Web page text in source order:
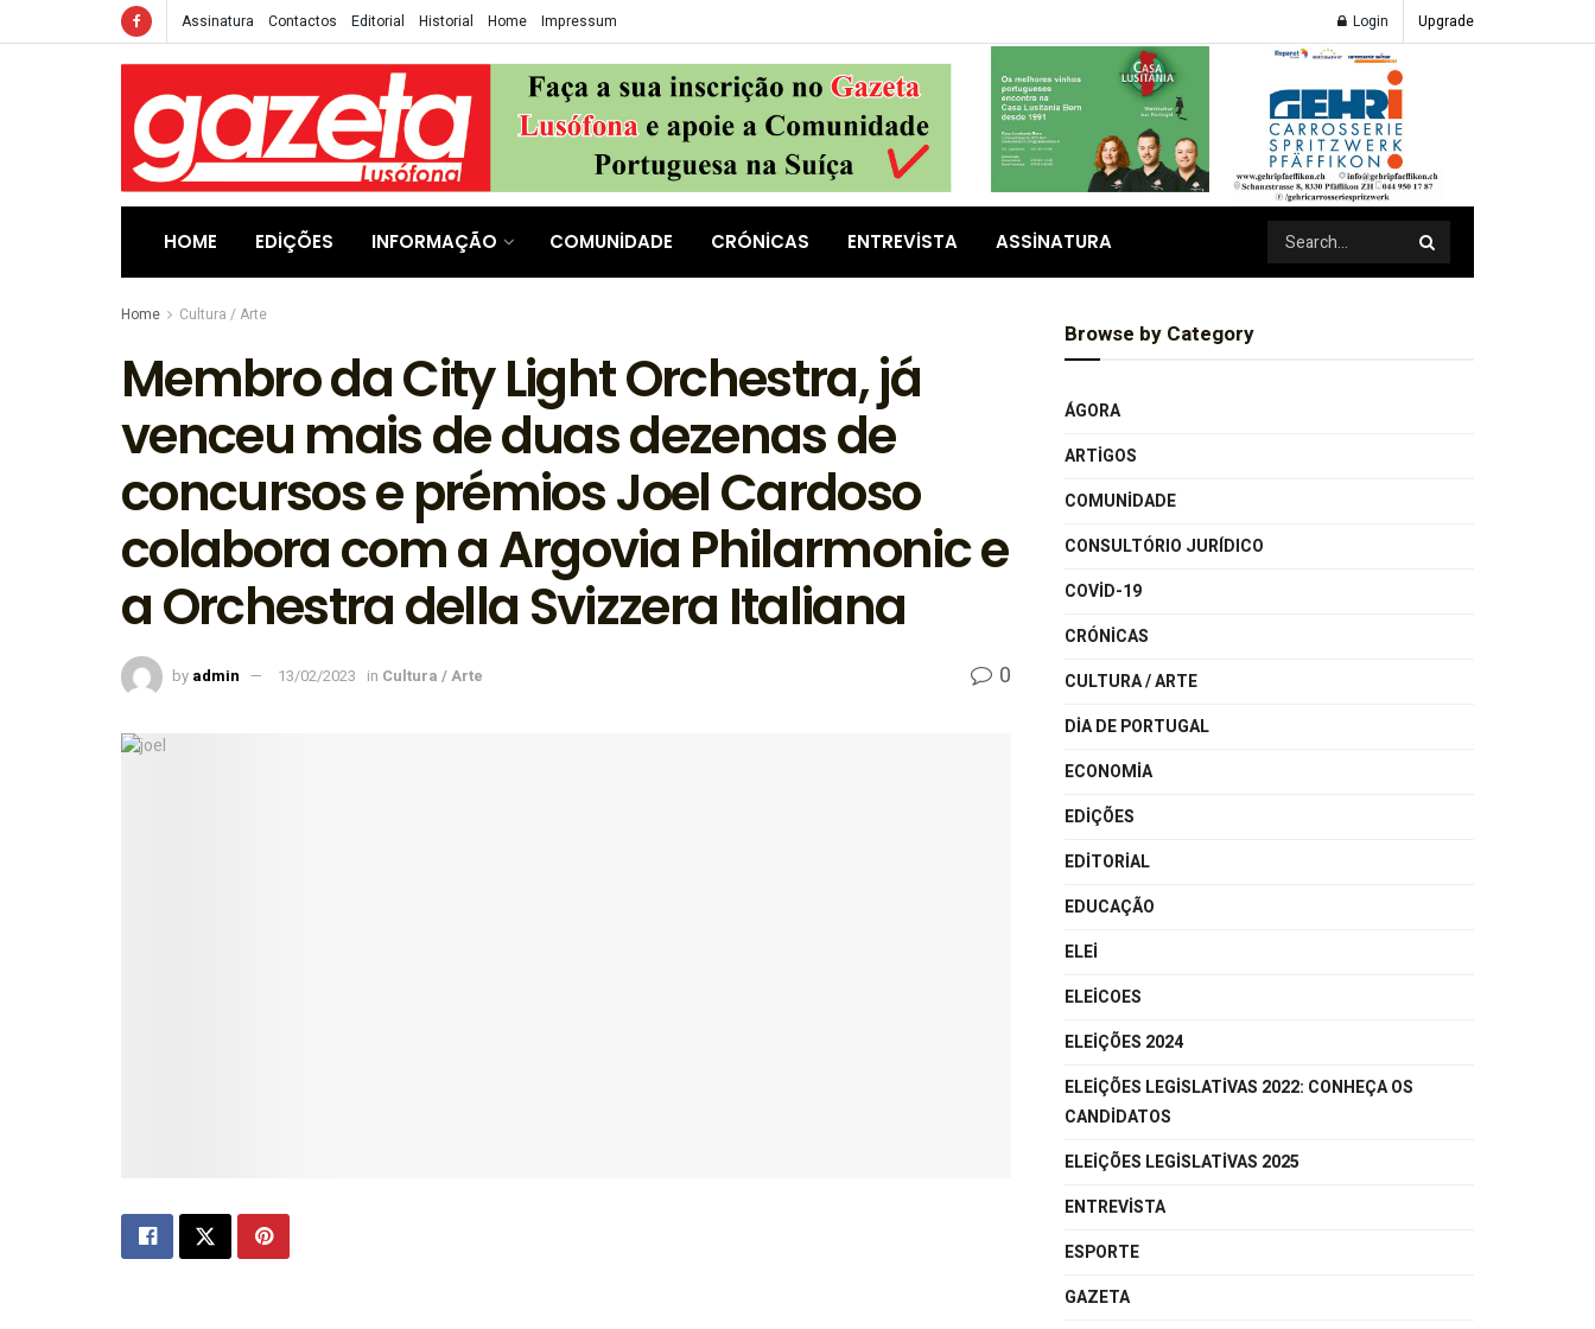
Assinatura Contactos Editorial Historial Home Impressum Login Upgrade
HOME EDIÇÕES INFORMAÇÃO COMUNIDADE CRÓNICAS ENTREVISTA ASSINATURA
Home Cultura / Arte
Membro da City Light Orchestra, já
venceu mais de duas dezenas de
concursos e prémios Joel Cardoso
colabora com a Argovia Philarmonic e
a Orchestra della Svizzera Italiana
by admin 13/02/2023 in Cultura / Arte 0
Browse by Category
ÁGORA
ARTIGOS
COMUNIDADE
CONSULTÓRIO JURÍDICO
COVID-19
CRÓNICAS
CULTURA / ARTE
DIA DE PORTUGAL
ECONOMIA
EDIÇÕES
EDITORIAL
EDUCAÇÃO
ELEI
ELEICOES
ELEIÇÕES 2024
ELEIÇÕES LEGISLATIVAS 2022: CONHEÇA OS
CANDIDATOS
ELEIÇÕES LEGISLATIVAS 2025
ENTREVISTA
ESPORTE
GAZETA